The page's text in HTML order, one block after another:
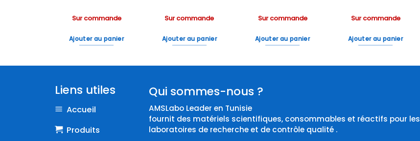
Sur commande
Ajouter au panier
Sur commande
Ajouter au panier
Sur commande
Ajouter au panier
Sur commande
Ajouter au panier
Liens utiles
Accueil
Produits
Qui sommes-nous ?
AMSLabo Leader en Tunisie
fournit des matériels scientifiques, consommables et réactifs pour les
laboratoires de recherche et de contrôle qualité .